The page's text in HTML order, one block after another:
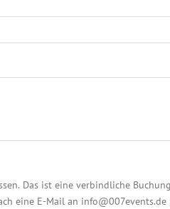
Das ist eine verbindliche
eine E-Mail an info@007events.de